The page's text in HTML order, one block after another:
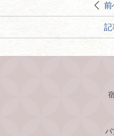
前
記
パ